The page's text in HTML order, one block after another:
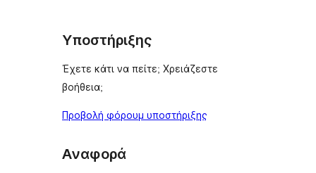
Υποστήριξης
Έχετε κάτι να πείτε; Χρειάζεστε
βοήθεια;
Προβολή φόρουμ υποστήριξης
Αναφορά